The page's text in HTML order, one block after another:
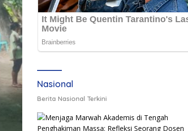
Nasional
Berita Nasional Terkini